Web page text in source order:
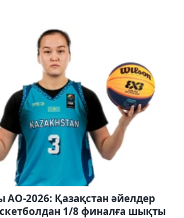
АО-2026: Қазақстан әйелдер
1/8 финалға шықты